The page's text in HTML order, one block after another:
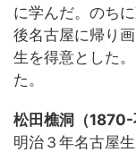
に学んだ。のち
後名古屋に帰り
生を得意とした
た。
松田樵洞（1870-
明治３年名古屋